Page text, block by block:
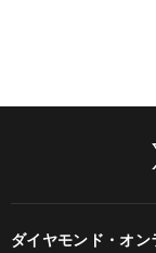
ダイヤモンド・オ